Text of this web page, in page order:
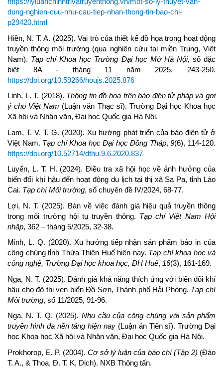
dung-nghien-cuu-nhu-cau-tiep-nhan-thong-tin-bao-chi-
p29420.html
Hiền, N. T. A. (2025). Vai trò của thiết kế đồ họa trong hoạt động
truyền thông môi trường (qua nghiên cứu tại miền Trung, Việt
Nam). Tạp chí Khoa học Trường Đại học Mở Hà Nội, số đặc
biệt 8A - tháng 11 năm 2025, 243-250.
https://doi.org/10.59266/houjs.2025.876
Linh, L. T. (2018). Thông tin đồ họa trên báo điện tử pháp và gợi
ý cho Việt Nam (Luận văn Thạc sĩ). Trường Đại học Khoa học
Xã hội và Nhân văn, Đại học Quốc gia Hà Nội.
Lam, T. V. T. G. (2020). Xu hướng phát triển của báo điện tử ở
Việt Nam. Tạp chí Khoa học Đại học Đồng Tháp,9(6), 114-120.
https://doi.org/10.52714/dthu.9.6.2020.837
Luyến, L. T. H. (2024). Điều tra xã hội học về ảnh hưởng của
biến đổi khí hậu đến hoạt động du lịch tại thị xã Sa Pa, tỉnh Lào
Cai. Tạp chí Môi trường, số chuyên đề IV/2024, 68-77.
Lợi, N. T. (2025). Bàn về việc đánh giá hiệu quả truyền thông
trong môi trường hội tụ truyền thông. Tạp chí Việt Nam Hội
nhập, 362 – tháng 5/2025, 32-38.
Minh, L. Q. (2020). Xu hướng tiếp nhận sản phẩm báo in của
công chúng tỉnh Thừa Thiên Huế hiện nay. Tạp chí khoa học và
công nghệ, Trường Đại học khoa học, ĐH Huế, 16(3), 161-169.
Nga, N. T. (2025). Đánh giá khả năng thích ứng với biến đổi khí
hậu cho đô thị ven biển Đồ Sơn, Thành phố Hải Phòng. Tạp chí
Môi trường, số 11/2025, 91-96.
Nga, N. T. Q. (2025). Nhu cầu của công chúng với sản phẩm
truyền hình đa nền tảng hiện nay (Luận án Tiến sĩ). Trường Đại
học Khoa học Xã hội và Nhân văn, Đại học Quốc gia Hà Nội.
Prokhorop, E. P. (2004).Cơ sở lý luận của báo chí (Tập 2) (Đào
T. A., & Thoa, Đ. T. K, Dịch). NXB Thông tấn.